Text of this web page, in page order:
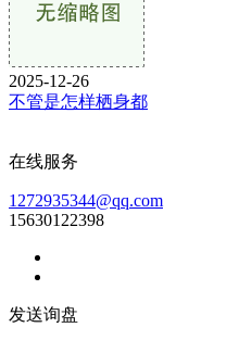
2025-12-26
不管是怎样栖身都
在线服务
1272935344@qq.com
15630122398
发送询盘